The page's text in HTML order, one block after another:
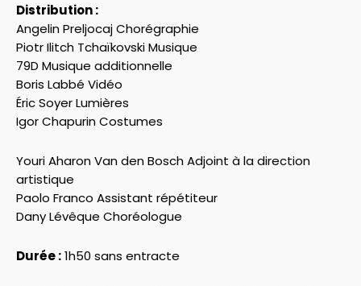
Distribution :
Angelin Preljocaj Chorégraphie
Piotr Ilitch Tchaïkovski Musique
79D Musique additionnelle
Boris Labbé Vidéo
Éric Soyer Lumières
Igor Chapurin Costumes
Youri Aharon Van den Bosch Adjoint à la direction
artistique
Paolo Franco Assistant répétiteur
Dany Lévêque Choréologue
Durée :1h50 sans entracte